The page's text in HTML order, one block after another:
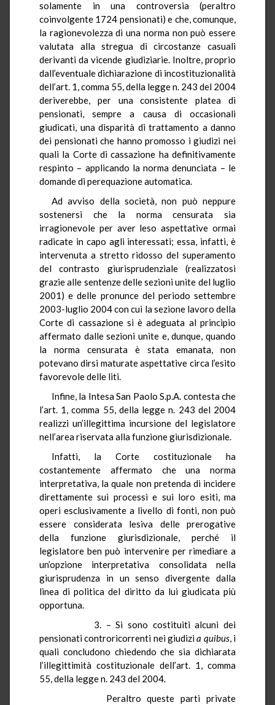
solamente in una controversia (peraltro
coinvolgente 1724 pensionati) e che, comunque,
la ragionevolezza di una norma non può essere
valutata alla stregua di circostanze casuali
derivanti da vicende giudiziarie. Inoltre, proprio
dall’eventuale dichiarazione di incostituzionalità
dell’art. 1, comma 55, della legge n. 243 del 2004
deriverebbe, per una consistente platea di
pensionati, sempre a causa di occasionali
giudicati, una disparità di trattamento a danno
dei pensionati che hanno promosso i giudizi nei
quali la Corte di cassazione ha definitivamente
respinto – applicando la norma denunciata – le
domande di perequazione automatica.
Ad avviso della società, non può neppure
sostenersi che la norma censurata sia
irragionevole per aver leso aspettative ormai
radicate in capo agli interessati; essa, infatti, è
intervenuta a stretto ridosso del superamento
del contrasto giurisprudenziale (realizzatosi
grazie alle sentenze delle sezioni unite del luglio
2001) e delle pronunce del periodo settembre
2003-luglio 2004 con cui la sezione lavoro della
Corte di cassazione si è adeguata al principio
affermato dalle sezioni unite e, dunque, quando
la norma censurata è stata emanata, non
potevano dirsi maturate aspettative circa l’esito
favorevole delle liti.
Infine, la Intesa San Paolo S.p.A. contesta che
l’art. 1, comma 55, della legge n. 243 del 2004
realizzi un’illegittima incursione del legislatore
nell’area riservata alla funzione giurisdizionale.
Infatti, la Corte costituzionale ha
costantemente affermato che una norma
interpretativa, la quale non pretenda di incidere
direttamente sui processi e sui loro esiti, ma
operi esclusivamente a livello di fonti, non può
essere considerata lesiva delle prerogative
della funzione giurisdizionale, perché il
legislatore ben può intervenire per rimediare a
un’opzione interpretativa consolidata nella
giurisprudenza in un senso divergente dalla
linea di politica del diritto da lui giudicata più
opportuna.
3. – Si sono costituiti alcuni dei
pensionati controricorrenti nei giudizia quibus, i
quali concludono chiedendo che sia dichiarata
l’illegittimità costituzionale dell’art. 1, comma
55, della legge n. 243 del 2004.
Peraltro queste parti private